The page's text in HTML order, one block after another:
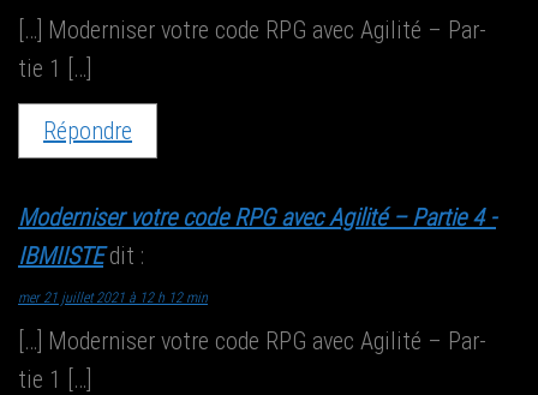
[…] Moder­ni­ser votre code RPG avec Agi­li­té – Par­
tie 1 […]
Répondre
Moderniser votre code RPG avec Agilité – Partie 4 -
IBMIISTE dit :
mer 21 juillet 2021 à 12 h 12 min
[…] Moder­ni­ser votre code RPG avec Agi­li­té – Par­
tie 1 […]